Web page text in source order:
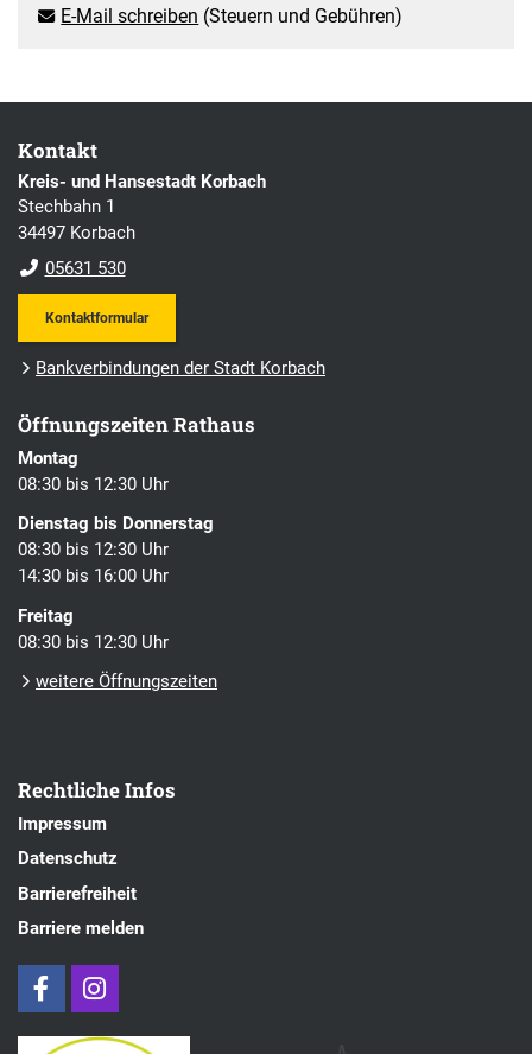
E-Mail schreiben (Steuern und Gebühren)
Kontakt
Kreis- und Hansestadt Korbach
Stechbahn 1
34497 Korbach
05631 530
Kontaktformular
Bankverbindungen der Stadt Korbach
Öffnungszeiten Rathaus
Montag
08:30 bis 12:30 Uhr
Dienstag bis Donnerstag
08:30 bis 12:30 Uhr
14:30 bis 16:00 Uhr
Freitag
08:30 bis 12:30 Uhr
weitere Öffnungszeiten
Rechtliche Infos
Impressum
Datenschutz
Barrierefreiheit
Barriere melden